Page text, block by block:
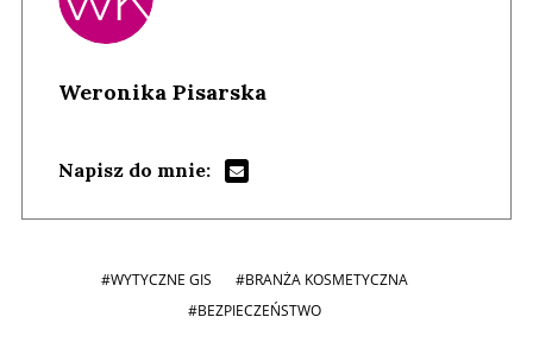
Weronika Pisarska
Napisz do mnie:
#WYTYCZNE GIS
#BRANŻA KOSMETYCZNA
#BEZPIECZEŃSTWO